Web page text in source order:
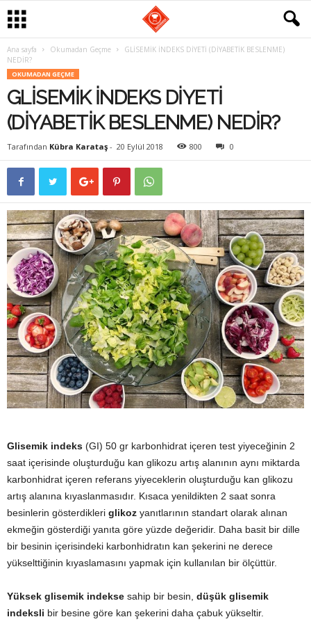
o
Ana sayfa Okumadan Geçme
GLİSEMİK İNDEKS DİYETİ (DİYABETİK BESLENME)
NEDİR?
OKUMADAN GEÇME
GLİSEMİK İNDEKS DİYETİ
(DİYABETİK BESLENME) NEDİR?
Tarafından Kübra Karataş - 20 Eylül 2018 800 0
Glisemik indeks (GI) 50 gr karbonhidrat içeren test yiyeceğinin 2
saat içerisinde oluşturduğu kan glikozu artış alanının aynı miktarda
karbonhidrat içeren referans yiyeceklerin oluşturduğu kan glikozu
artış alanına kıyaslanmasıdır. Kısaca yenildikten 2 saat sonra
besinlerin gösterdikleri glikoz yanıtlarının standart olarak alınan
ekmeğin gösterdiği yanıta göre yüzde değeridir. Daha basit bir dille
bir besinin içerisindeki karbonhidratın kan şekerini ne derece
yükselttiğinin kıyaslamasını yapmak için kullanılan bir ölçüttür.
Yüksek glisemik indekse sahip bir besin, düşük glisemik
indeksli bir besine göre kan şekerini daha çabuk yükseltir.